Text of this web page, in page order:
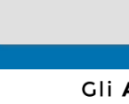
Recensioni